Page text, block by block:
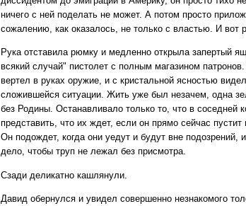
ничего с ней поделать не может. А потом просто
сожалению, как оказалось, не только с властью. И вот
Рука отставила рюмку и медленно открыла запертый
всякий случай" пистолет с полным магазином
вертел в руках оружие, и с кристальной ясностью
сложившейся ситуации. Жить уже был незачем, одна
без Родины. Останавливало только то, что в соседней
представить, что их ждет, если он прямо сейчас
Он подождет, когда они уедут и будут вне подозрений,
дело, чтобы труп не лежал без присмотра.
Сзади деликатно кашлянули.
Давид обернулся и увидел совершенно незнакомого